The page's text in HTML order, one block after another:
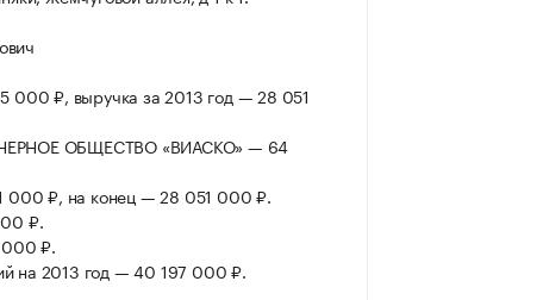
000 ₽, выручка за 2013 год — 28 051
ОБЩЕСТВО «ВИАСКО» — 64
000 ₽, на конец — 28 051 000 ₽.
₽.
000 ₽.
на 2013 год — 40 197 000 ₽.